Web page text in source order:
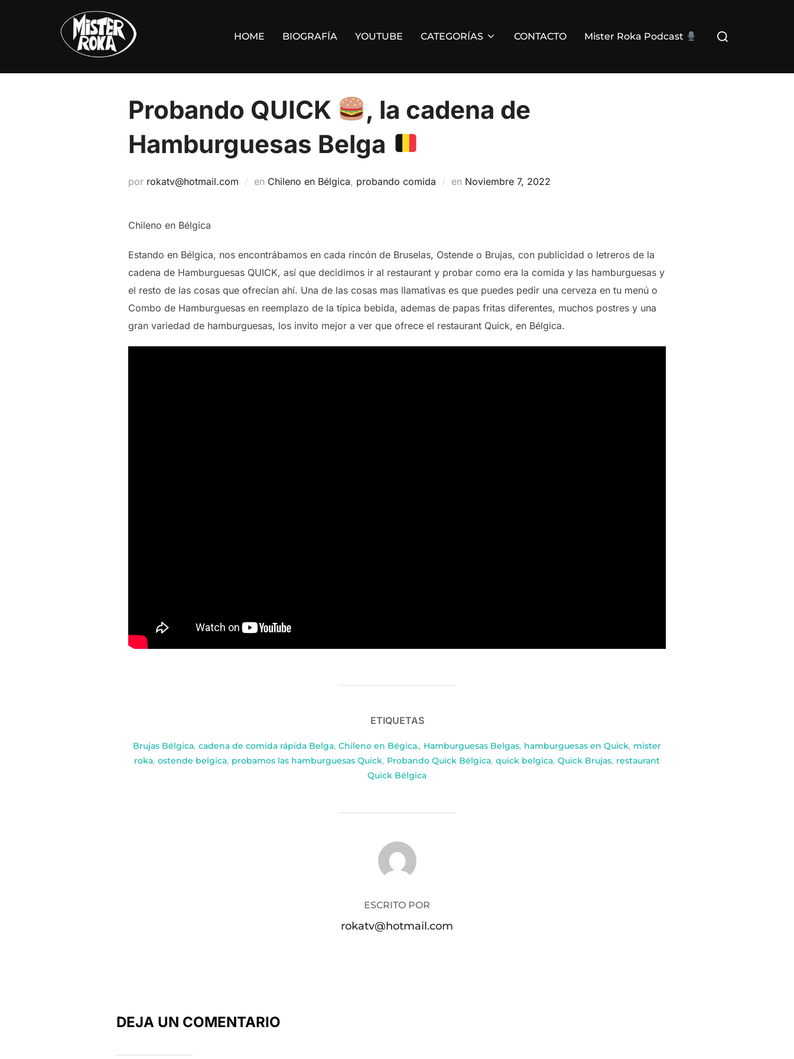
HOME BIOGRAFÍA YOUTUBE CATEGORÍAS CONTACTO Mister Roka Podcast
Buscar:
Probando QUICK
, la cadena de
Hamburguesas Belga
por rokatv@hotmail.com en Chileno en Bélgica, probando comida en Publicado
Noviembre 7, 2022
Chileno en Bélgica
Estando en Bélgica, nos encontrábamos en cada rincón de Bruselas, Ostende o Brujas, con publicidad o letreros de la
cadena de Hamburguesas QUICK, así que decidimos ir al restaurant y probar como era la comida y las hamburguesas y
el resto de las cosas que ofrecían ahí. Una de las cosas mas llamativas es que puedes pedir una cerveza en tu menú o
Combo de Hamburguesas en reemplazo de la típica bebida, ademas de papas fritas diferentes, muchos postres y una
gran variedad de hamburguesas, los invito mejor a ver que ofrece el restaurant Quick, en Bélgica.
ETIQUETAS
Brujas Bélgica, cadena de comida rápida Belga, Chileno en Bégica., Hamburguesas Belgas, hamburguesas en Quick, mister
roka, ostende belgica, probamos las hamburguesas Quick, Probando Quick Bélgica, quick belgica, Quick Brujas, restaurant
Quick Bélgica
AUTOR DE LA PUBLICACIÓN
ESCRITO POR
rokatv@hotmail.com
DEJA UN COMENTARIO